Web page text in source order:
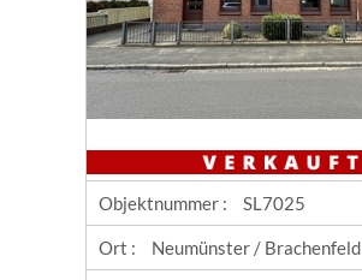
Objektnummer : SL7025
Ort : Neumünster / Brachenfeld